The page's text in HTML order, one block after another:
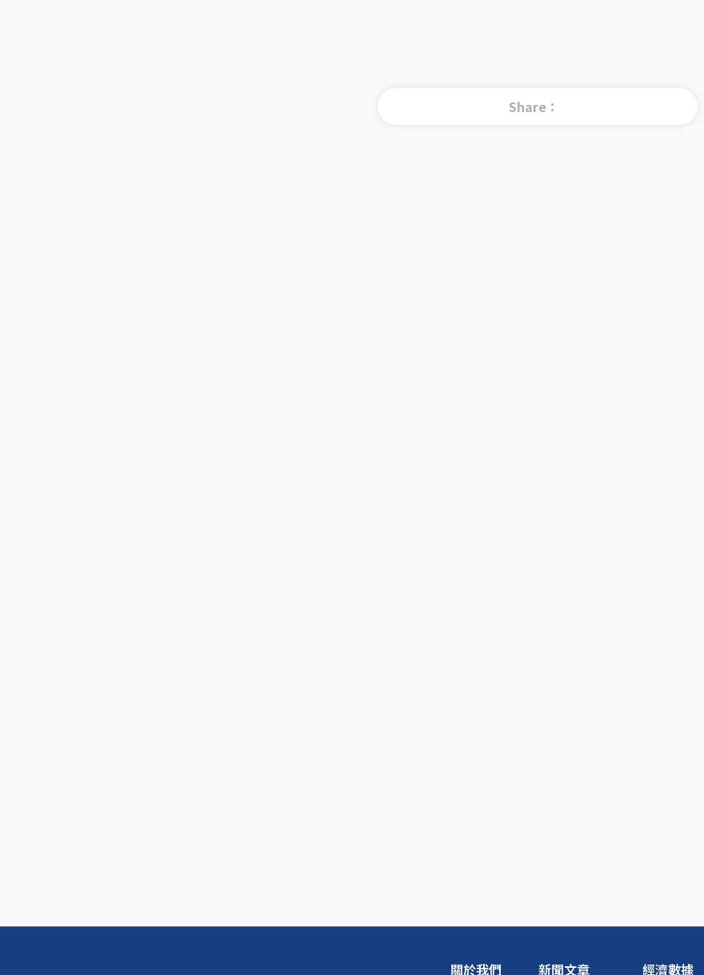
Share：
關於我們 新聞文章 經濟數據